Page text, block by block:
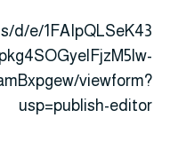
d/e/1FAIpQLSeK43
viewform?
usp=publish-editor